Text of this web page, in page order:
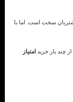
سخت است. اما با
چند بار خرید امتیاز